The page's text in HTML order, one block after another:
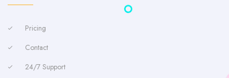
Pricing
Contact
24/7 Support